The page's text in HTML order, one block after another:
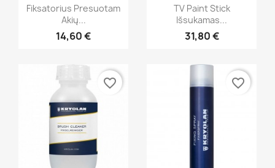
Greita peržiūra
Fiksatorius Presuotam
Akių...
14,60 €
Greita peržiūra
+21
TV Paint Stick
Išsukamas...
31,80 €
favorite_border favorite_border